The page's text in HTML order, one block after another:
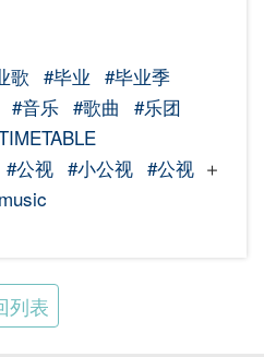
歌 #毕业 #毕业季
#音乐 #歌曲 #乐团
#公视 #小公视 #公视 ＋
列表